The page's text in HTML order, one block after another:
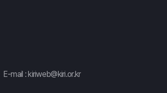
E-mail : kiriweb@kiri.or.kr